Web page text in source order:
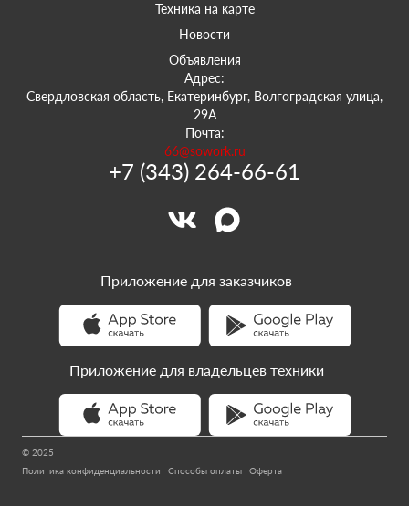
Техника на карте
Новости
Объявления
Адрес:
Свердловская область, Екатеринбург, Волгоградская улица,
29А
Почта:
66@sowork.ru
+7 (343) 264-66-61
© 2025
Политика конфиденциальности
Способы оплаты Оферта
Приложение для заказчиков
Приложение для владельцев техники